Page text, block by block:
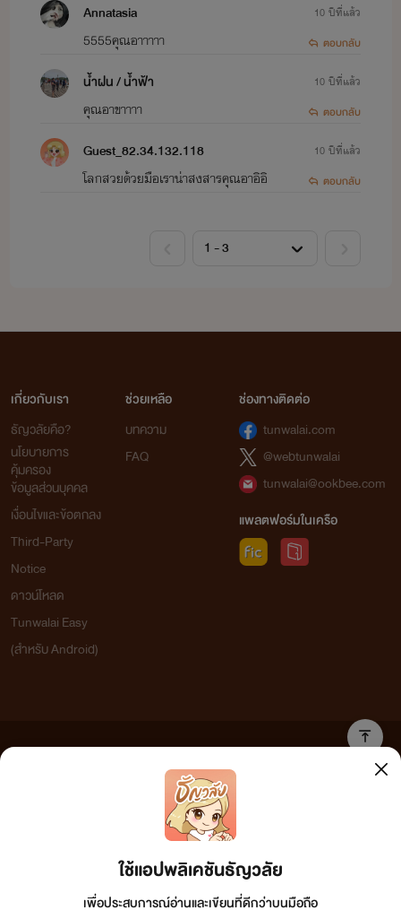
Annatasia
5555คุณอาาาาา
10 ปีที่แล้ว
ตอบกลับ
น้ำฝน / น้ำฟ้า
คุณอาขาาาา
10 ปีที่แล้ว
ตอบกลับ
Guest_82.34.132.118
โลกสวยด้วยมือเราน่าสงสารคุณอาอิอิ
10 ปีที่แล้ว
ตอบกลับ
ใช้แอปพลิเคชันธัญวลัย
เพื่อประสบการณ์อ่านและเขียนที่ดีกว่าบนมือถือ
เกี่ยวกับเรา
ธัญวลัยคือ?
นโยบายการ
คุ้มครอง
ข้อมูลส่วนบุคคล
เงื่อนไขและข้อตกลง
Third-Party
Notice
ดาวน์โหลด
Tunwalai Easy
(สำหรับ Android)
ช่วยเหลือ
บทความ
FAQ
ช่องทางติดต่อ
tunwalai.com
@webtunwalai
tunwalai@ookbee.com
แพลตฟอร์มในเครือ
เว็บไซต์แห่งนี้ไม่ได้เห็นด้วยและไม่ขอรับผิดชอบต่อข้อความใดๆ ทั้งสิ้น ดังนั้นผู้อ่านทุกท่านโปรดใช้
วิจารณญาณในการกลั่นกรองด้วยตนเอง และหากท่านพบข้อความใดๆ ที่ขัดต่อกฎหมายและศีลธรรม
กรุณาแจ้งมาที่ tunwalai@ookbee.com เพื่อทีมงานจะได้ดำเนินการในทันที ทั้งนี้ ทางเว็บไซต์ขอสงวน
ลิขสิทธิ์ตามพระราชบัญญัติลิขสิทธิ์ (ฉบับเพิ่มเติม) พ.ศ.2558